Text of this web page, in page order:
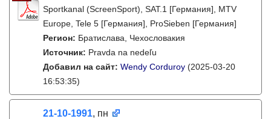
Sportkanal (ScreenSport), SAT.1 [Германия], MTV
Europe, Tele 5 [Германия], ProSieben [Германия]
Регион: Братислава, Чехословакия
Источник: Pravda na nedeľu
Добавил на сайт: Wendy Corduroy (2025-03-20
16:53:35)
21-10-1991, пн